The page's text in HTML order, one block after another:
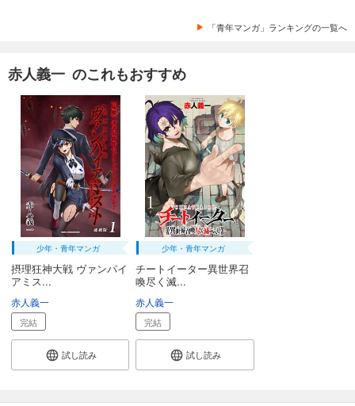
「青年マンガ」ランキングの一覧へ
赤人義一 のこれもおすすめ
少年・青年マンガ
摂理狂神大戦 ヴァンパイ
アミス...
赤人義一
完結
試し読み
少年・青年マンガ
チートイーター異世界召
喚尽く滅...
赤人義一
完結
試し読み